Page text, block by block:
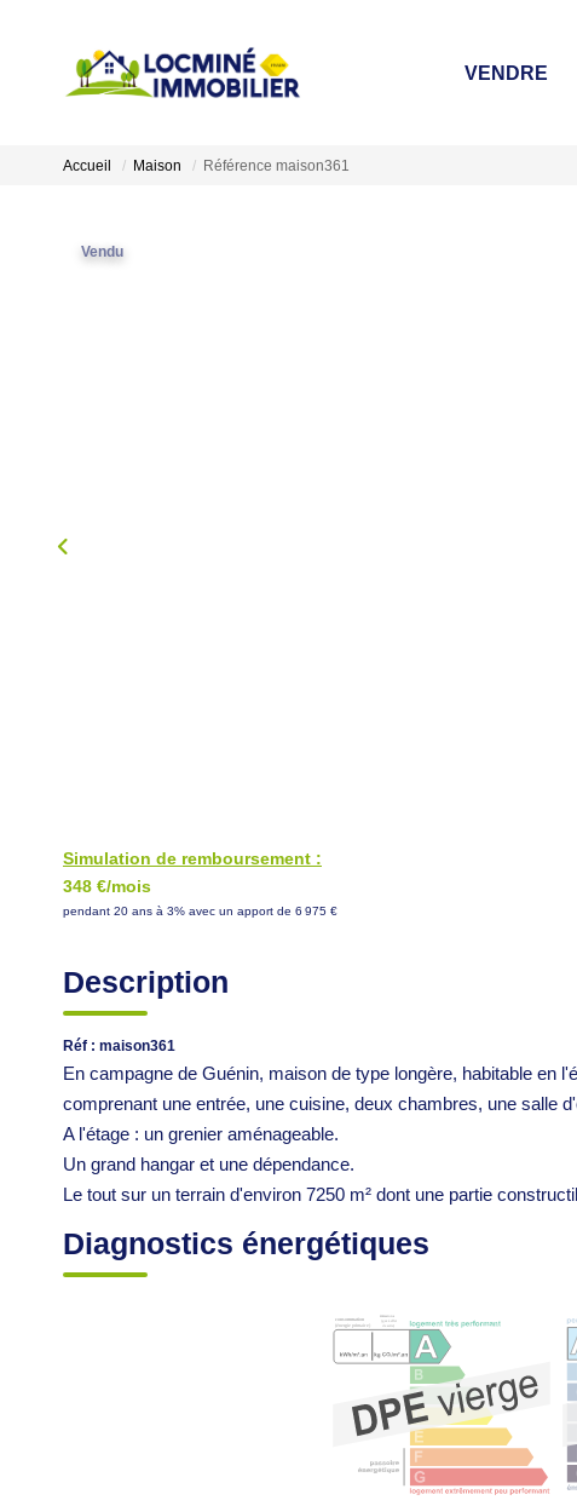
VENDRE
Accueil Maison Référence maison361
Vendu
Simulation de remboursement :
348 €/mois
pendant 20 ans à 3% avec un apport de 6 975 €
Description
Réf : maison361
En campagne de Guénin, maison de type longère, habitable en
comprenant une entrée, une cuisine, deux chambres, une salle
A l'étage : un grenier aménageable.
Un grand hangar et une dépendance.
Le tout sur un terrain d'environ 7250 m² dont une partie
Diagnostics énergétiques